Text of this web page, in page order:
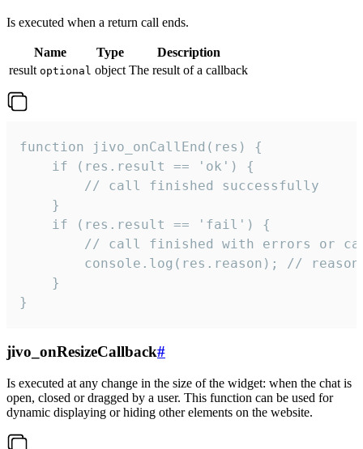
Is executed when a return call ends.
Name Type
Description
result optional object The result of a callback
function jivo_onCallEnd(res) {
    if (res.result == 'ok') {
        // call finished successfully
    }
    if (res.result == 'fail') {
// call finished with errors or
console.log(res.reason); //
    }
}
jivo_onResizeCallback#
Is executed at any change in the size of the widget: when the chat is
open, closed or dragged by a user. This function can be used for
dynamic displaying or hiding other elements on the website.